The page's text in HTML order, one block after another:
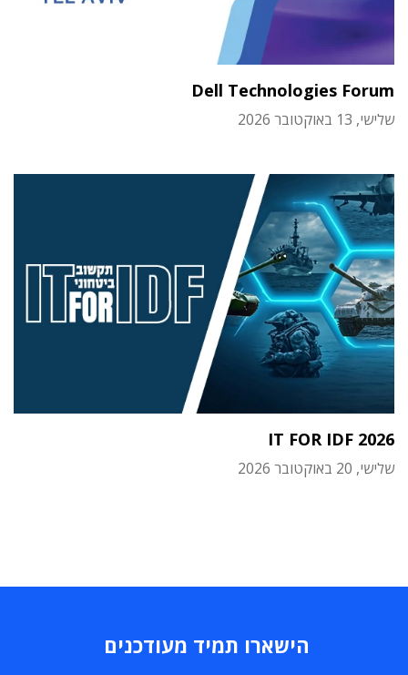
Dell Technologies Forum
שלישי, 13 באוקטובר 2026
IT FOR IDF 2026
שלישי, 20 באוקטובר 2026
הישארו תמיד מעודכנים